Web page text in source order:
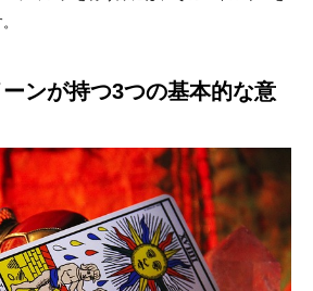
ンが持つ3つの基本的な意